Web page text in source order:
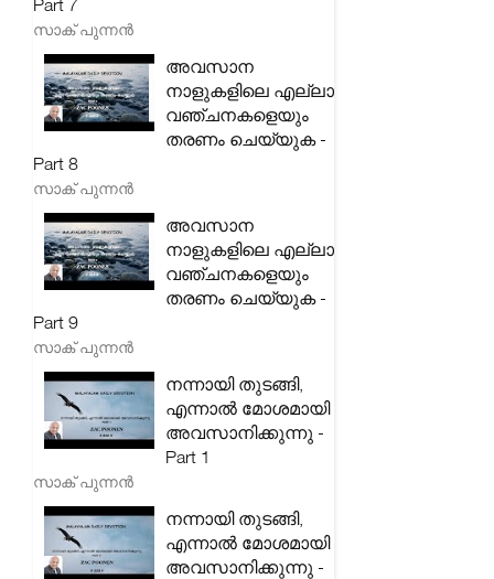
Part 7
സാക് പുന്നൻ
അവസാന
നാളുകളിലെ എല്ലാ
വഞ്ചനകളെയും
തരണം ചെയ്യുക -
Part 8
സാക് പുന്നൻ
അവസാന
നാളുകളിലെ എല്ലാ
വഞ്ചനകളെയും
തരണം ചെയ്യുക -
Part 9
സാക് പുന്നൻ
നന്നായി തുടങ്ങി,
എന്നാൽ മോശമായി
അവസാനിക്കുന്നു -
Part 1
സാക് പുന്നൻ
നന്നായി തുടങ്ങി,
എന്നാൽ മോശമായി
അവസാനിക്കുന്നു -